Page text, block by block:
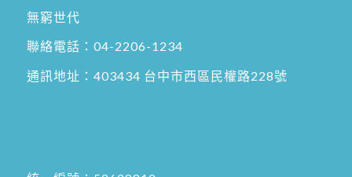
無窮世代
聯絡電話： 04-2206-1234
通訊地址： 403434 台中市西區民權路228號